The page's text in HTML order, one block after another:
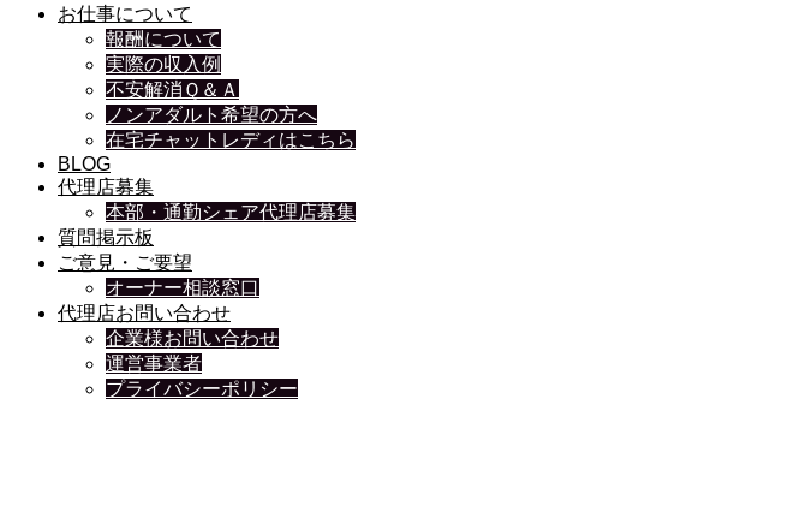
お仕事について
報酬について
実際の収入例
不安解消Ｑ＆Ａ
ノンアダルト希望の方へ
在宅チャットレディはこちら
BLOG
代理店募集
本部・通勤シェア代理店募集
質問掲示板
ご意見・ご要望
オーナー相談窓口
代理店お問い合わせ
企業様お問い合わせ
運営事業者
プライバシーポリシー